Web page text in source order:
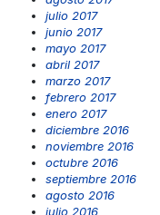
julio 2017
junio 2017
mayo 2017
abril 2017
marzo 2017
febrero 2017
enero 2017
diciembre 2016
noviembre 2016
octubre 2016
septiembre 2016
agosto 2016
julio 2016